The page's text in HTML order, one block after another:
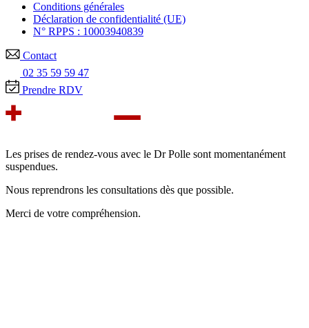
Conditions générales
Déclaration de confidentialité (UE)
N° RPPS : 10003940839
Contact
02 35 59 59 47
Prendre RDV
Les prises de rendez-vous avec le Dr Polle sont momentanément
suspendues.
Nous reprendrons les consultations dès que possible.
Merci de votre compréhension.